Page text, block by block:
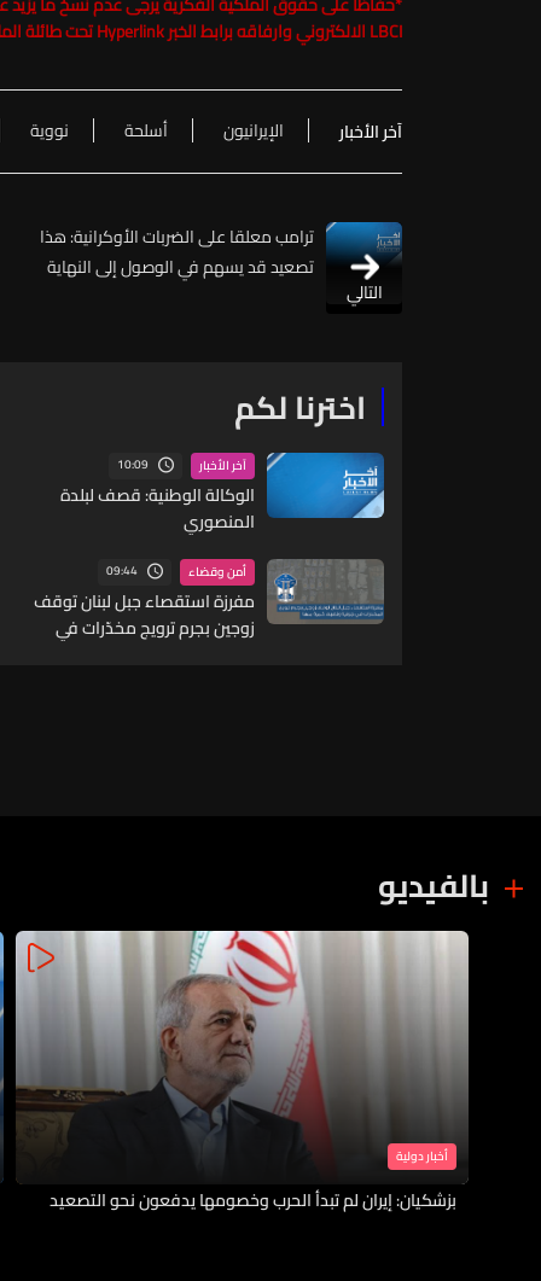
LBCI الالكتروني وارفاقه برابط الخبر Hyperlink تحت طائلة الملاحقة القانونية
آخر الأخبار الإيرانيون أسلحة نووية
التالي
ترامب معلقا على الضربات الأوكرانية: هذا
تصعيد قد يسهم في الوصول إلى النهاية
اخترنا لكم
آخر الأخبار 10:09
الوكالة الوطنية: قصف لبلدة
المنصوري
أمن وقضاء 09:44
مفرزة استقصاء جبل لبنان توقف
زوجين بجرم ترويج مخدّرات في
بالفيديو
أخبار دولية
بزشكيان: إيران لم تبدأ الحرب وخصومها يدفعون نحو التصعيد